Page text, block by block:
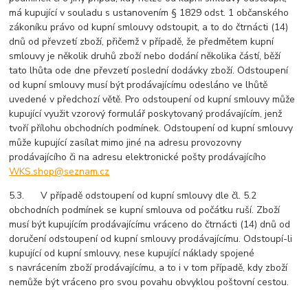
má kupující v souladu s ustanovením § 1829 odst. 1 občanského
zákoníku právo od kupní smlouvy odstoupit, a to do čtrnácti (14)
dnů od převzetí zboží, přičemž v případě, že předmětem kupní
smlouvy je několik druhů zboží nebo dodání několika částí, běží
tato lhůta ode dne převzetí poslední dodávky zboží. Odstoupení
od kupní smlouvy musí být prodávajícímu odesláno ve lhůtě
uvedené v předchozí větě. Pro odstoupení od kupní smlouvy může
kupující využit vzorový formulář poskytovaný prodávajícím, jenž
tvoří přílohu obchodních podmínek. Odstoupení od kupní smlouvy
může kupující zasílat mimo jiné na adresu provozovny
prodávajícího či na adresu elektronické pošty prodávajícího
WKS.shop@seznam.cz
5.3. V případě odstoupení od kupní smlouvy dle čl. 5.2
obchodních podmínek se kupní smlouva od počátku ruší. Zboží
musí být kupujícím prodávajícímu vráceno do čtrnácti (14) dnů od
doručení odstoupení od kupní smlouvy prodávajícímu. Odstoupí-li
kupující od kupní smlouvy, nese kupující náklady spojené
s navrácením zboží prodávajícímu, a to i v tom případě, kdy zboží
nemůže být vráceno pro svou povahu obvyklou poštovní cestou.